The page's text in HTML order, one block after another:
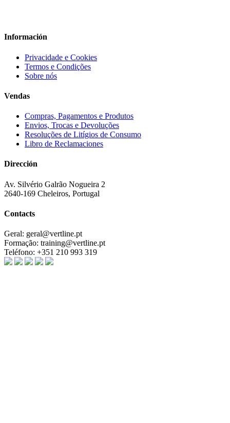
Información
Privacidade e Cookies
Termos e Condições
Sobre nós
Vendas
Compras, Pagamentos e Produtos
Envios, Trocas e Devoluções
Resoluções de Litígios de Consumo
Libro de Reclamaciones
Dirección
Av. Silvério Galrão Nogueira 2
2640-169 Cheleiros, Portugal
Contacts
Geral: geral@vertline.pt
Formação: training@vertline.pt
Teléfono: +351 210 993 319